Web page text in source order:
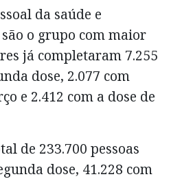
da saúde e
o grupo com maior
já completaram 7.255
dose, 2.077 com
e 2.412 com a dose de
de 233.700 pessoas
dose, 41.228 com